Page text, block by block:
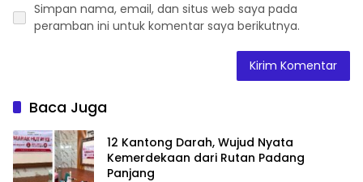
Simpan nama, email, dan situs web saya pada
peramban ini untuk komentar saya berikutnya.
Baca Juga
12 Kantong Darah, Wujud Nyata
Kemerdekaan dari Rutan Padang
Panjang